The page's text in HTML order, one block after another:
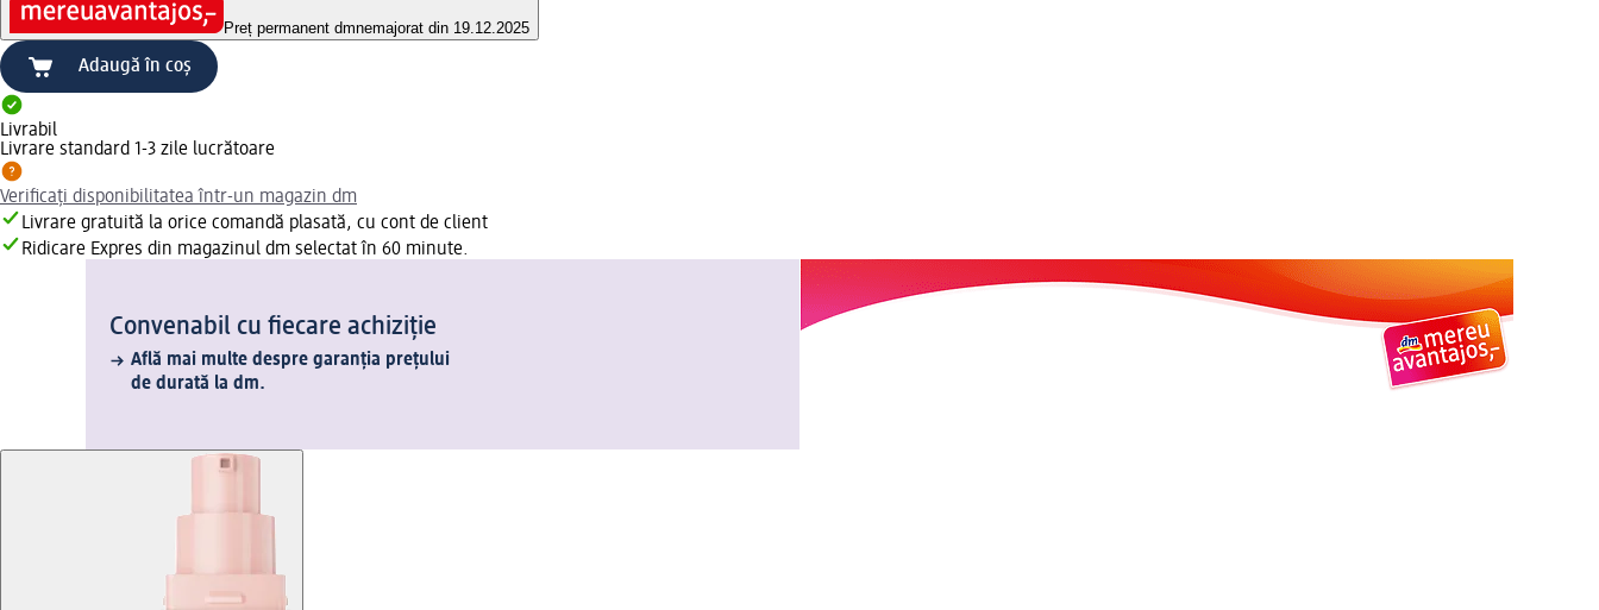
Preț permanent dmnemajorat din 19.12.2025
Adaugă în coș
Livrabil
Livrare standard 1-3 zile lucrătoare
Verificați disponibilitatea într-un magazin dm
Livrare gratuită la orice comandă plasată, cu cont de client
Ridicare Expres din magazinul dm selectat în 60 minute.
Convenabil cu fiecare achiziție
Află mai multe despre garanția prețului
de durată la dm.